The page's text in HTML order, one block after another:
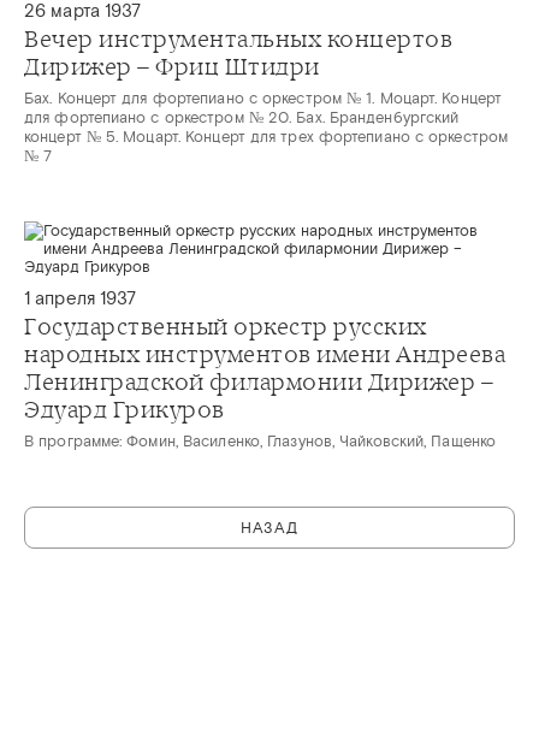
26 марта 1937
Вечер инструментальных концертов
Дирижер – Фриц Штидри
Бах. Концерт для фортепиано с оркестром № 1. Моцарт. Концерт
для фортепиано с оркестром № 20. Бах. Бранденбургский
концерт № 5. Моцарт. Концерт для трех фортепиано с оркестром
№ 7
1 апреля 1937
Государственный оркестр русских
народных инструментов имени Андреева
Ленинградской филармонии Дирижер –
Эдуард Грикуров
В программе: Фомин, Василенко, Глазунов, Чайковский, Пащенко
НАЗАД